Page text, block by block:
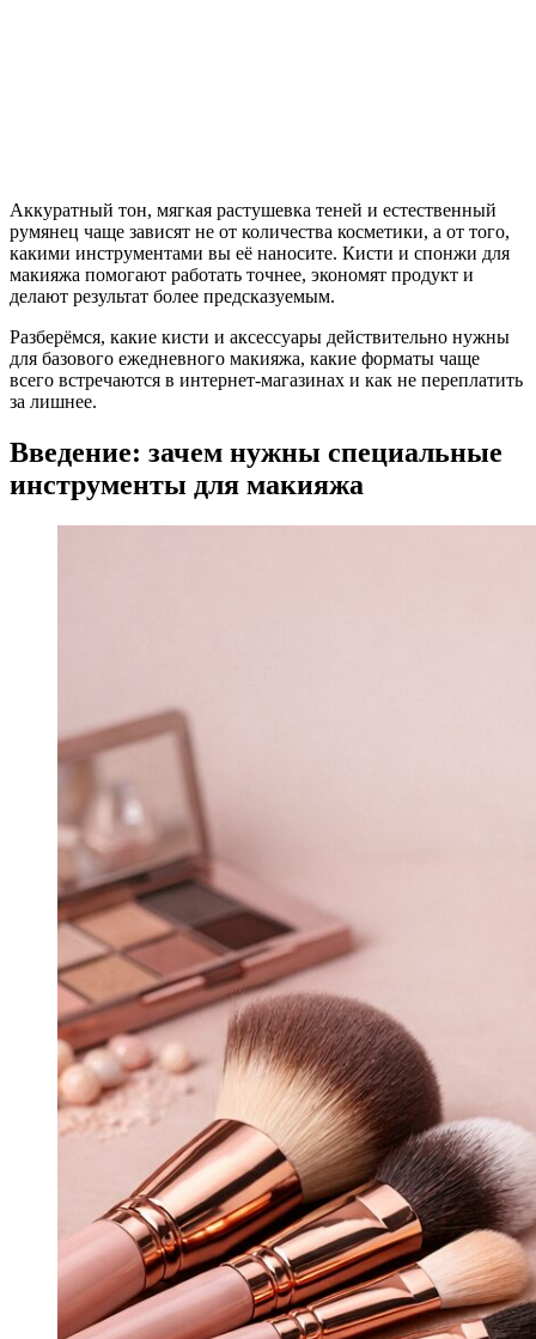
Аккуратный тон, мягкая растушевка теней и естественный
румянец чаще зависят не от количества косметики, а от того,
какими инструментами вы её наносите. Кисти и спонжи для
макияжа помогают работать точнее, экономят продукт и
делают результат более предсказуемым.
Разберёмся, какие кисти и аксессуары действительно нужны
для базового ежедневного макияжа, какие форматы чаще
всего встречаются в интернет-магазинах и как не переплатить
за лишнее.
Введение: зачем нужны специальные
инструменты для макияжа